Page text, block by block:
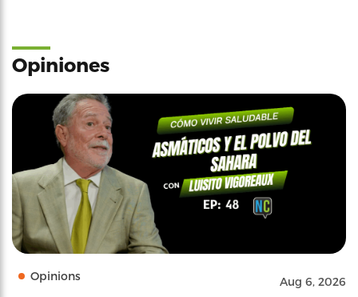
Opiniones
Opinions Aug 6, 2026